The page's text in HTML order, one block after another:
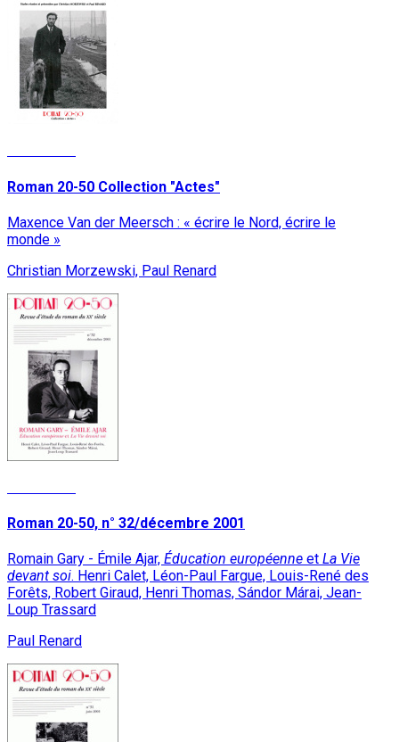
Roman 20-50 Collection "Actes"
Maxence Van der Meersch : « écrire le Nord, écrire le
monde »
Christian Morzewski, Paul Renard
Roman 20-50, n° 32/décembre 2001
Romain Gary - Émile Ajar, Éducation européenne et La Vie
devant soi. Henri Calet, Léon-Paul Fargue, Louis-René des
Forêts, Robert Giraud, Henri Thomas, Sándor Márai, Jean-
Loup Trassard
Paul Renard